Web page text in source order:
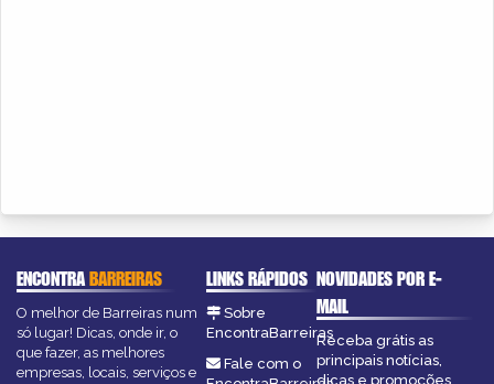
ENCONTRABARREIRAS
O melhor de Barreiras num
só lugar! Dicas, onde ir, o
que fazer, as melhores
empresas, locais, serviços e
LINKS RÁPIDOS
Sobre
EncontraBarreiras
Fale com o
NOVIDADES POR E-
MAIL
Receba grátis as
principais notícias,
dicas e promoções